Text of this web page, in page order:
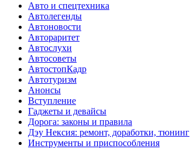
Авто и спецтехника
Автолегенды
Автоновости
Автораритет
Автослухи
Автосоветы
АвтостопКадр
Автотуризм
Анонсы
Вступление
Гаджеты и девайсы
Дорога: законы и правила
Дэу Нексия: ремонт, доработки, тюнинг
Инструменты и приспособления